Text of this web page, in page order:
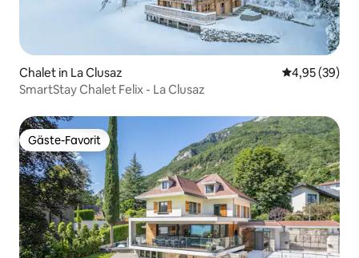
Chalet in La Clusaz
4,95 (39)
SmartStay Chalet Felix - La Clusaz
Gäste-Favorit
Gäste-Favorit